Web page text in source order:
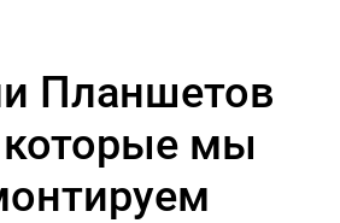
Планшетов
которые мы